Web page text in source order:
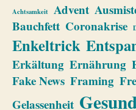
Achtsamkeit Advent
Bauchfett Coronakrise
Enkeltrick
Erkältung Ernährung
Fake News Framing
Gelassenheit